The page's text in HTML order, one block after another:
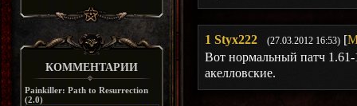
КОММЕНТАРИИ
Painkiller: Path to Resurrection
(2.0)
1 Styx222 (27.03.2012 16:53) [
Вот нормальный патч
акелловские.